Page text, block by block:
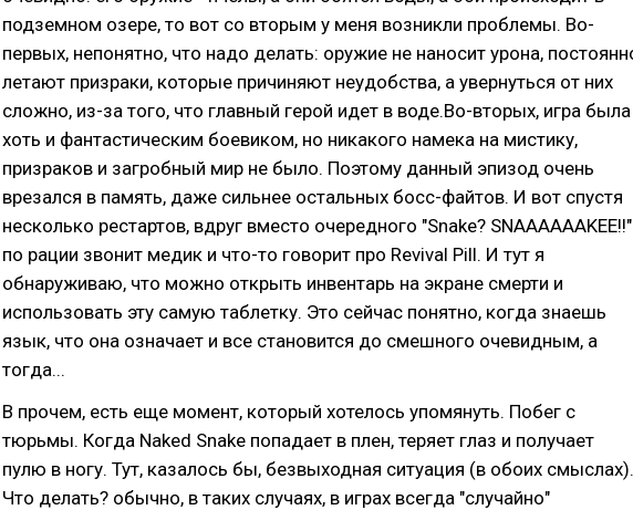
подземном озере, то вот со вторым у меня возникли проблемы. Во-
первых, непонятно, что надо делать: оружие не наносит урона,
летают призраки, которые причиняют неудобства, а увернуться от них
сложно, из-за того, что главный герой идет в воде.Во-вторых, игра была
хоть и фантастическим боевиком, но никакого намека на мистику,
призраков и загробный мир не было. Поэтому данный эпизод очень
врезался в память, даже сильнее остальных босс-файтов. И вот спустя
несколько рестартов, вдруг вместо очередного "Snake? SNAAAAAAKEE!!"
по рации звонит медик и что-то говорит про Revival Pill. И тут я
обнаруживаю, что можно открыть инвентарь на экране смерти и
использовать эту самую таблетку. Это сейчас понятно, когда знаешь
язык, что она означает и все становится до смешного очевидным, а
тогда...
В прочем, есть еще момент, который хотелось упомянуть. Побег с
тюрьмы. Когда Naked Snake попадает в плен, теряет глаз и получает
пулю в ногу. Тут, казалось бы, безвыходная ситуация (в обоих смыслах).
Что делать? обычно, в таких случаях, в играх всегда "случайно"